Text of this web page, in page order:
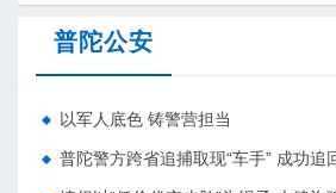
普陀公安
以军人底色 铸警营担当